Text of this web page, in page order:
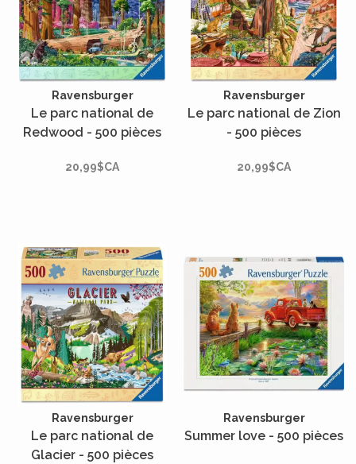
Ravensburger
Le parc national de
Redwood - 500 pièces
20,99$CA
Ravensburger
Le parc national de Zion
- 500 pièces
20,99$CA
Ravensburger
Le parc national de
Glacier - 500 pièces
Ravensburger
Summer love - 500 pièces